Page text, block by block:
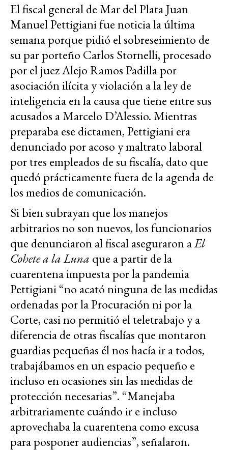
El fiscal general de Mar del Plata Juan
Manuel Pettigiani fue noticia la última
semana porque pidió el sobreseimiento de
su par porteño Carlos Stornelli, procesado
por el juez Alejo Ramos Padilla por
asociación ilícita y violación a la ley de
inteligencia en la causa que tiene entre sus
acusados a Marcelo D’Alessio. Mientras
preparaba ese dictamen, Pettigiani era
denunciado por acoso y maltrato laboral
por tres empleados de su fiscalía, dato que
quedó prácticamente fuera de la agenda de
los medios de comunicación.
Si bien subrayan que los manejos
arbitrarios no son nuevos, los funcionarios
que denunciaron al fiscal aseguraron aEl
Cohete a la Luna que a partir de la
cuarentena impuesta por la pandemia
Pettigiani “no acató ninguna de las medidas
ordenadas por la Procuración ni por la
Corte, casi no permitió el teletrabajo y a
diferencia de otras fiscalías que montaron
guardias pequeñas él nos hacía ir a todos,
trabajábamos en un espacio pequeño e
incluso en ocasiones sin las medidas de
protección necesarias”. “Manejaba
arbitrariamente cuándo ir e incluso
aprovechaba la cuarentena como excusa
para posponer audiencias”, señalaron.